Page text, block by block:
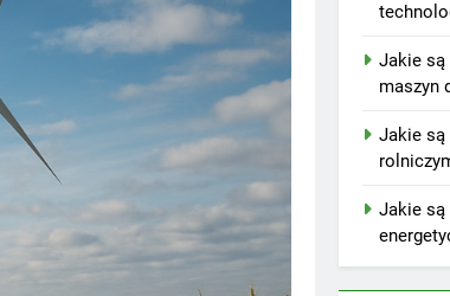
Jakie są
maszyn
Jakie są
Jakie są